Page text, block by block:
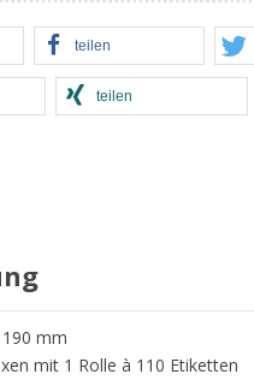
teilen
teilen
mm
mit 1 Rolle à 110 Etiketten